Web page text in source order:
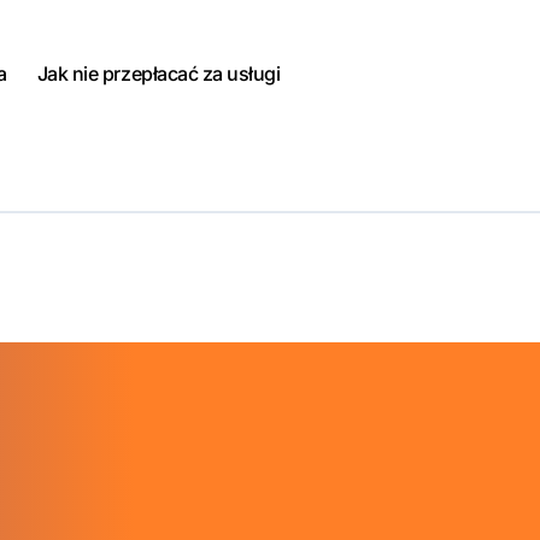
Jak nie przepłacać za usługi